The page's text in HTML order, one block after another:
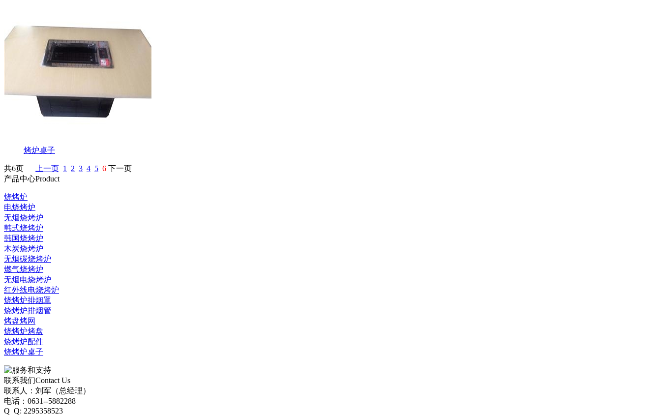
烤炉桌子
共6页 上一页 1 2 3 4 5 6 下一页
产品中心Product
烧烤炉
电烧烤炉
无烟烧烤炉
韩式烧烤炉
韩国烧烤炉
木炭烧烤炉
无烟碳烧烤炉
燃气烧烤炉
无烟电烧烤炉
红外线电烧烤炉
烧烤炉排烟罩
烧烤炉排烟管
烤盘烤网
烧烤炉烤盘
烧烤炉配件
烧烤炉桌子
联系我们Contact Us
联系人：刘军（总经理）
电话：0631--5882288
Q Q: 2295358523